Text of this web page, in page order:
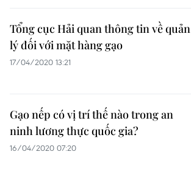
Tổng cục Hải quan thông tin về quản
lý đối với mặt hàng gạo
17/04/2020 13:21
Gạo nếp có vị trí thế nào trong an
ninh lương thực quốc gia?
16/04/2020 07:20